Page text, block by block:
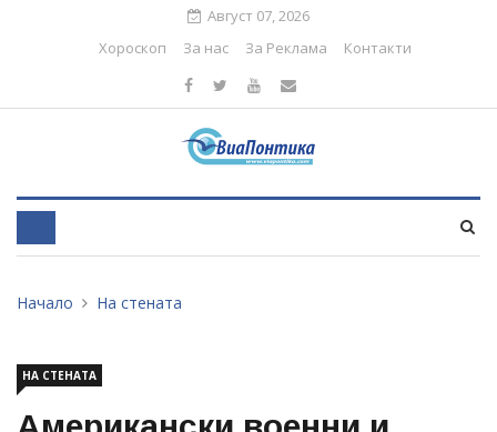
Август 07, 2026
Хороскоп
За нас За Реклама Контакти
Начало На стената
НА СТЕНАТА